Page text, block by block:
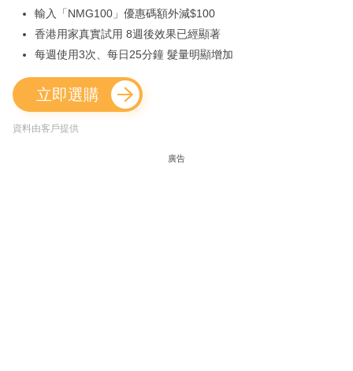
輸入「NMG100」優惠碼額外減$100
香港用家真實試用 8週後效果已經顯著
每週使用3次、每日25分鐘 髮量明顯增加
立即選購
資料由客戶提供
廣告